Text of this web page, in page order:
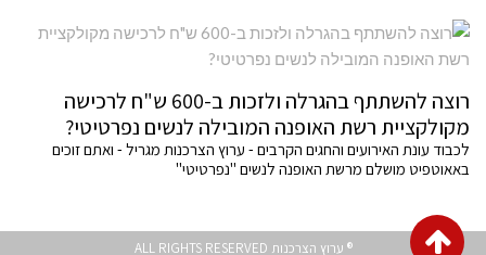
רוצה להשתתף בהגרלה ולזכות ב-600 ש"ח לרכישה
מקולקציית רשת האופנה המובילה לנשים נפרטיטי?
לכבוד עונת האירועים והחגים הקרבים - ערוץ הצרכנות מגריל - ואתם זוכים
באאוטפיט מושלם מרשת האופנה לנשים "נפרטיטי"
® ערוץ הצרכנות ALL RIGHTS RESERVED גלילה